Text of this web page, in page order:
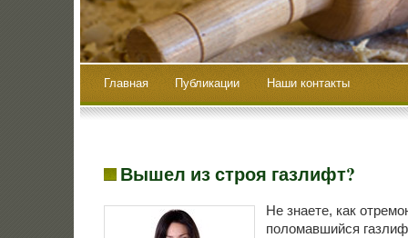
Главная Публикации Наши контакты
Вышел из строя газлифт?
Не знаете, как
поломавшийся